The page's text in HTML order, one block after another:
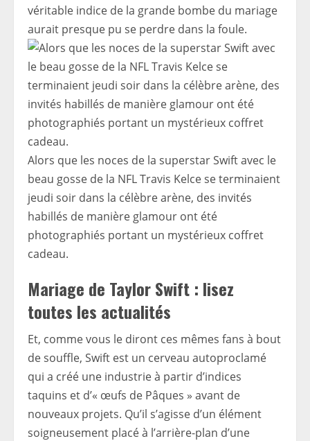
véritable indice de la grande bombe du mariage
aurait presque pu se perdre dans la foule.
Alors que les noces de la superstar Swift avec le
beau gosse de la NFL Travis Kelce se terminaient
jeudi soir dans la célèbre arène, des invités
habillés de manière glamour ont été
photographiés portant un mystérieux coffret
cadeau.
Mariage de Taylor Swift : lisez
toutes les actualités
Et, comme vous le diront ces mêmes fans à bout
de souffle, Swift est un cerveau autoproclamé
qui a créé une industrie à partir d’indices
taquins et d’« œufs de Pâques » avant de
nouveaux projets. Qu’il s’agisse d’un élément
soigneusement placé à l’arrière-plan d’une